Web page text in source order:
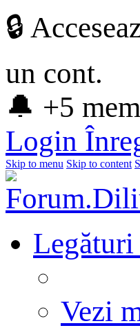
🔒
un cont.
🔔 +5
Login
Skip to menu Skip to content
Legături
Vezi